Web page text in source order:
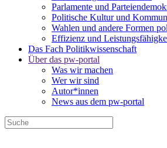
Parlamente und
Politische Kultur und
Wahlen und andere Formen
Effizienz und
Das Fach Politikwissenschaft
Über das pw-portal
Was wir machen
Wer wir sind
Autor*innen
News aus dem pw-portal